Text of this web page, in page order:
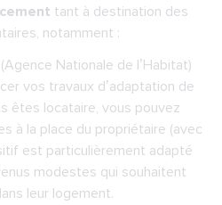
tant à destination des
notamment :
(Agence Nationale de l’Habitat)
vos travaux d’adaptation de
êtes locataire, vous pouvez
à la place du propriétaire (avec
est particulièrement adapté
modestes qui souhaitent
leur logement.